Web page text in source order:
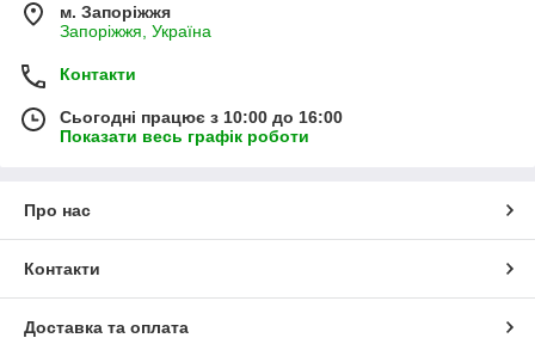
м. Запоріжжя
Запоріжжя, Україна
Контакти
Сьогодні працює з 10:00 до 16:00
Показати весь графік роботи
Про нас
Контакти
Доставка та оплата